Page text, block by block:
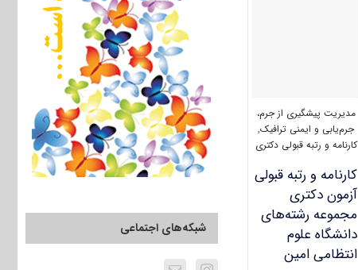
۱۴۰۲
مدیریت پیشگیری از جرم،
جرم‌یابی و ایمنی ترافیک,
کارنامه و رتبه قبولی دکتری
کارنامه و رتبه قبولی
آزمون دکتری
مجموعه رشته‌های
دانشگاه علوم
انتظامی امین
شبکه‌های اجتماعی